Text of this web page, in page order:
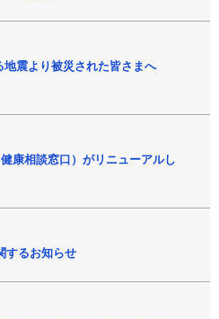
震より被災された皆さまへ
康相談窓口）がリニューアルし
するお知らせ